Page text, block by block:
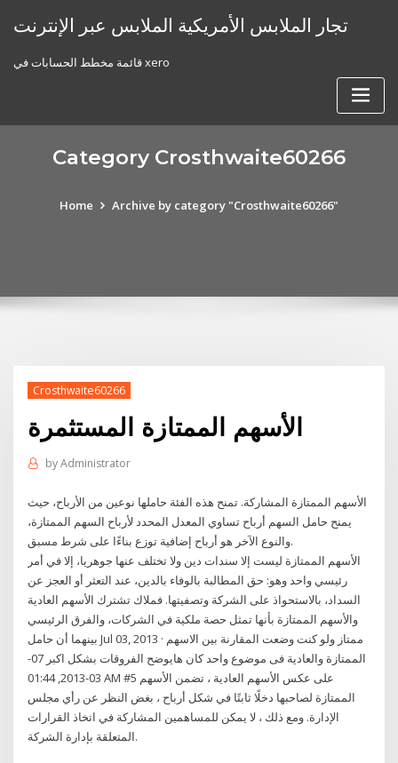
تجار الملابس الأمريكية الملابس عبر الإنترنت
قائمة مخطط الحسابات في xero
Category Crosthwaite60266
Home Archive by category "Crosthwaite60266"
Crosthwaite60266
الأسهم الممتازة المستثمرة
byAdministrator
الأسهم الممتازة المشاركة. تمنح هذه الفئة حاملها نوعين من الأرباح، حيث
يمنح حامل السهم أرباح تساوي المعدل المحدد لأرباح السهم الممتازة،
والنوع الآخر هو أرباح إضافية توزع بناءًا على شرط مسبق.
الأسهم الممتازة ليست إلا سندات دين ولا تختلف عنها جوهريا، إلا في أمر
رئيسي واحد وهو: حق المطالبة بالوفاء بالدين، عند التعثر أو العجز عن
السداد، بالاستحواذ على الشركة وتصفيتها. فملاك تشترك الأسهم العادية
والأسهم الممتازة بأنها تمثل حصة ملكية في الشركات، والفرق الرئيسي
بينهما أن حامل Jul 03, 2013 · ممتاز ولو كنت وضعت المقارنة بين الاسهم
الممتازة والعادية فى موضوع واحد كان هايوضح الفروقات بشكل اكبر 07-
03-2013, 01:44 AM #5 على عكس الأسهم العادية ، تضمن الأسهم
الممتازة لصاحبها دخلًا ثابتًا في شكل أرباح ، بغض النظر عن رأي مجلس
الإدارة. ومع ذلك ، لا يمكن للمساهمين المشاركة في اتخاذ القرارات
المتعلقة بإدارة الشركة.